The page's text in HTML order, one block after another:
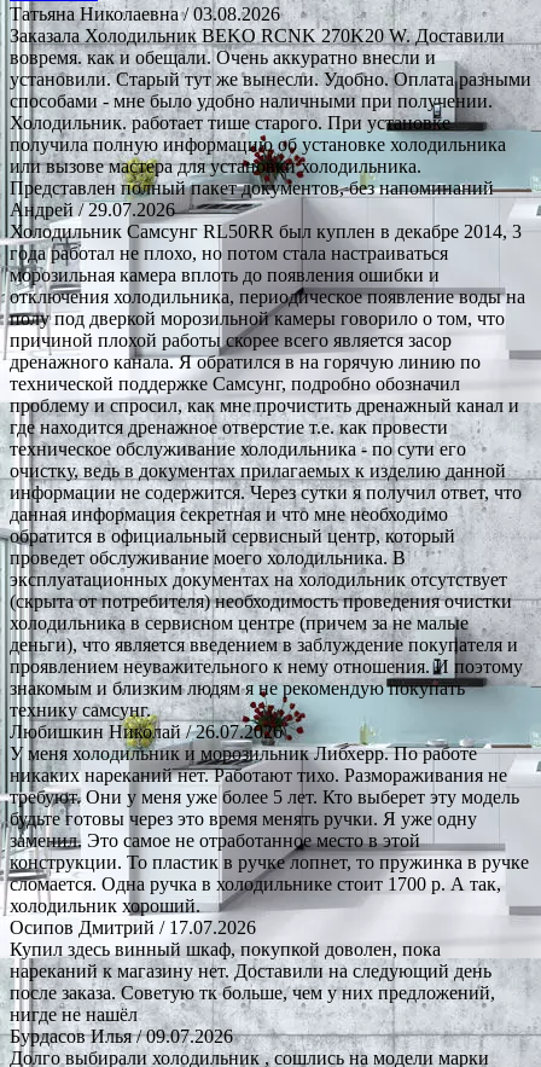
Татьяна Николаевна/ 03.08.2026
Заказала Холодильник BEKO RCNK 270K20 W. Доставили
вовремя. как и обещали. Очень аккуратно внесли и
установили. Старый тут же вынесли. Удобно. Оплата разными
способами - мне было удобно наличными при получении.
Холодильник. работает тише старого. При установке
получила полную информацию об установке холодильника
или вызове мастера для установки холодильника.
Представлен полный пакет документов, без напоминаний
Андрей / 29.07.2026
Холодильник Самсунг RL50RR был куплен в декабре 2014, 3
года работал не плохо, но потом стала настраиваться
морозильная камера вплоть до появления ошибки и
отключения холодильника, периодическое появление воды на
полу под дверкой морозильной камеры говорило о том, что
причиной плохой работы скорее всего является засор
дренажного канала. Я обратился в на горячую линию по
технической поддержке Самсунг, подробно обозначил
проблему и спросил, как мне прочистить дренажный канал и
где находится дренажное отверстие т.е. как провести
техническое обслуживание холодильника - по сути его
очистку, ведь в документах прилагаемых к изделию данной
информации не содержится. Через сутки я получил ответ, что
данная информация секретная и что мне необходимо
обратится в официальный сервисный центр, который
проведет обслуживание моего холодильника. В
эксплуатационных документах на холодильник отсутствует
(скрыта от потребителя) необходимость проведения очистки
холодильника в сервисном центре (причем за не малые
деньги), что является введением в заблуждение покупателя и
проявлением неуважительного к нему отношения. И поэтому
знакомым и близким людям я не рекомендую покупать
технику самсунг.
Любишкин Николай/ 26.07.2026
У меня холодильник и морозильник Либхерр. По работе
никаких нареканий нет. Работают тихо. Размораживания не
требуют. Они у меня уже более 5 лет. Кто выберет эту модель
будьте готовы через это время менять ручки. Я уже одну
заменил. Это самое не отработанное место в этой
конструкции. То пластик в ручке лопнет, то пружинка в ручке
сломается. Одна ручка в холодильнике стоит 1700 р. А так,
холодильник хороший.
Осипов Дмитрий / 17.07.2026
Купил здесь винный шкаф, покупкой доволен, пока
нареканий к магазину нет. Доставили на следующий день
после заказа. Советую тк больше, чем у них предложений,
нигде не нашёл
Бурдасов Илья/ 09.07.2026
Долго выбирали холодильник , сошлись на модели марки